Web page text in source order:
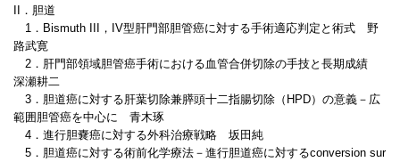
II．胆道
1．Bismuth III，IV型肝門部胆管癌に対する手術適応判定と術式 野
路武寛
2．肝門部領域胆管癌手術における血管合併切除の手技と長期成績
深瀬耕二
3．胆道癌に対する肝葉切除兼膵頭十二指腸切除（HPD）の意義－広
範囲胆管癌を中心に 青木琢
4．進行胆嚢癌に対する外科治療戦略 坂田純
5．胆道癌に対する術前化学療法－進行胆道癌に対するconversion sur